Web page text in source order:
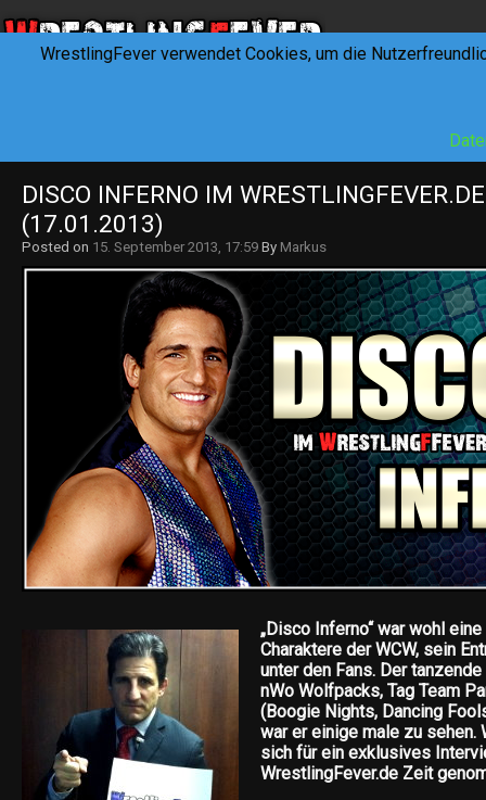
DISCO INFERNO IM
(17.01.2013)
Posted on 15. September 2013, 17:59 By Markus
„Disco Inferno“ war wohl
Charaktere der WCW, sein
unter den Fans. Der
nWo Wolfpacks, Tag Team
(Boogie Nights, Dancing
war er einige male zu sehen.
sich für ein exklusives
WrestlingFever.de Zeit
WrestlingFever verwendet Cookies, um die